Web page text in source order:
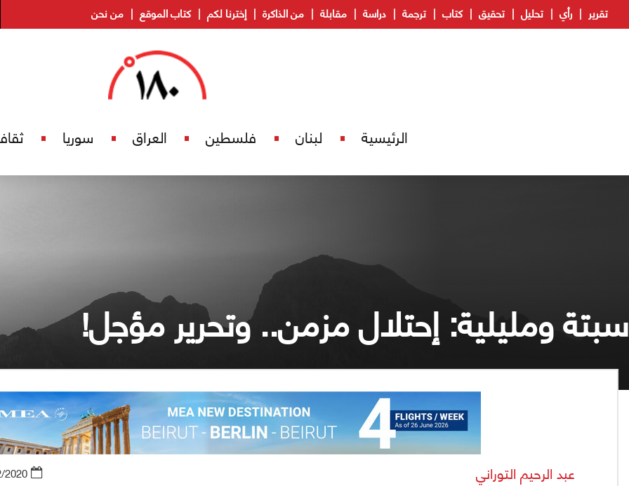
تقرير رأي تحليل تحقيق كتاب ترجمة دراسة مقابلة من الذاكرة إخترنا لكم كتاب الموقع من نحن
الرئيسية لبنان فلسطين العراق سوريا
سبتة ومليلية: إحتلال مزمن.. وتحرير مؤجل!
عبد الرحيم التوراني 2020